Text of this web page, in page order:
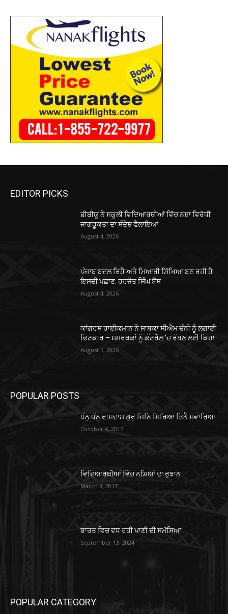
EDITOR PICKS
ਡੀਬੀਯੂ ਨੇ ਸਕੂਲੀ ਵਿਦਿਆਰਥੀਆਂ ਵਿੱਚ ਨਸ਼ਾ ਵਿਰੋਧੀ
ਜਾਗਰੂਕਤਾ ਦਾ ਸੰਦੇਸ਼ ਫੈਲਾਇਆ
August 4, 2026
ਪੰਜਾਬ ਬਦਲ ਰਿਹੈ ਅਤੇ ਮਿਆਰੀ ਸਿੱਖਿਆ ਬਣ ਰਹੀ ਹੈ
ਇਸਦੀ ਪਛਾਣ: ਹਰਜੋਤ ਸਿੰਘ ਬੈਂਸ
August 4, 2026
ਕਾਂਗਰਸ ਹਾਈਕਮਾਨ ਨੇ ਸਾਬਕਾ ਸੀਐਮ ਚੰਨੀ ਨੂੰ ਲਗਾਈ
ਫਿਟਕਾਰ – ਸਮਰਥਕਾਂ ਨੂੰ ਕੰਟਰੋਲ ’ਚ ਰੱਖਣ ਲਈ ਕਿਹਾ
August 5, 2026
POPULAR POSTS
ਧੰਨੁ ਧੰਨੁ ਰਾਮਦਾਸ ਗੁਰੁ ਜਿਨਿ ਸਿਰਿਆ ਤਿਨੈ ਸਵਾਰਿਆ
October 6, 2017
ਵਿਦਿਆਰਥੀਆਂ ਵਿੱਚ ਨਸ਼ਿਆਂ ਦਾ ਰੁਝਾਨ
March 3, 2017
ਭਾਰਤ ਵਿਚ ਵਧ ਰਹੀ ਪਾਣੀ ਦੀ ਸਮੱਸਿਆ
September 13, 2024
POPULAR CATEGORY